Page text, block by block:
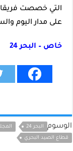
التي خصصت فريقا
على مدار اليوم
خاص – البحر 24
الوسوم البحر 24
قطاع الصيد البحري